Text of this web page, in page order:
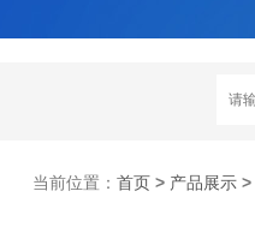
当前位置： 首页 > 产品展示 >